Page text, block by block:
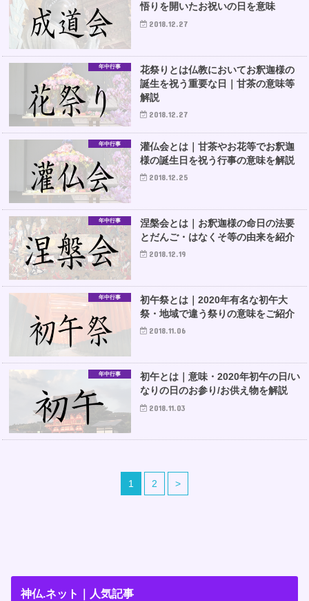
悟りを開いたお祝いの日を意味
2018.12.27
年中行事
花祭りとは仏教においてお釈迦様の
誕生を祝う重要な日｜甘茶の意味等
解説
2018.12.27
年中行事
灌仏会とは｜甘茶やお花等でお釈迦
様の誕生日を祝う行事の意味を解説
2018.12.25
年中行事
涅槃会とは｜お釈迦様の命日の法要
とだんご・はなくそ等の由来を紹介
2018.12.19
年中行事
初午祭とは｜2020年有名な初午大
祭・地域で違う祭りの意味をご紹介
2018.11.06
年中行事
初午とは｜意味・2020年初午の日/い
なりの日のお参り/お供え物を解説
2018.11.03
1 2 >
神仏.ネット｜人気記事